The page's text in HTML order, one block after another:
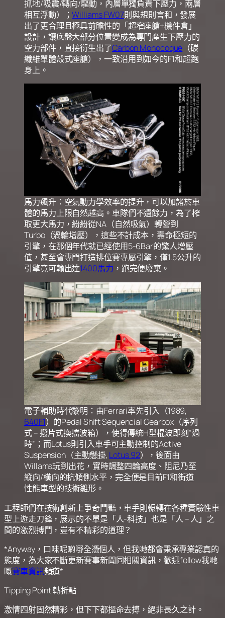
抓地/吸震/轉向/驅動，內層單獨負責下壓力，兩層
相互浮動）；Williams FW07則與規則言和，發展
出了更合理且極具前瞻性的「超窄座艙+機件倉」
設計，讓底盤大部分位置變成為專門產生下壓力的
空力部件，直接衍生出了Carbon Monocoque （碳
纖維單體殼式座艙），一致沿用到如今的F1和超跑
身上。
馬力飆升：空氣動力學效率的提升，可以加諸於車
體的馬力上限自然越高。車隊們不遺餘力，為了榨
取更大馬力，紛紛從NA（自然吸氣）轉營到
Turbo（渦輪增壓），這些不計成本，壽命極短的
引擎，在那個年代就已經使用5-6Bar的驚人增壓
值，甚至會專門打造排位賽專屬引擎，僅1.5公升的
引擎竟可輸出達1400馬力 ，跑完便廢棄。
電子輔助時代黎明：由Ferrari率先引入（1989,
640F1）的Pedal Shift Sequencial Gearbox（序列
式 – 撥片式換擋波箱），使得傳統H型棍波即刻“過
時”；而Lotus則引入車手可主動控制的Active
Suspension（主動懸掛,Lotus 92），後面由
Willams玩到出花，實時調整四輪高度、阻尼乃至
縱向/橫向的抗傾側水平，完全便是目前F1和街道
性能車型的技術雛形。
工程師們在技術創新上爭奇鬥豔，車手則輾轉在各種實驗性車
型上遊走刀鋒，展示的不單是「人-科技」也是「人 – 人」之
間的激烈搏鬥，豈有不精彩的道理？
*Anyway，口味呢啲嘢全憑個人，但我哋都會秉承專業認真的
態度，為大家不斷更新賽事新聞同相關資訊，歡迎follow我哋
嘅賽車資訊頻道*
Tipping Point 轉折點
激情四射固然精彩，但下下都搵命去搏，絕非長久之計。